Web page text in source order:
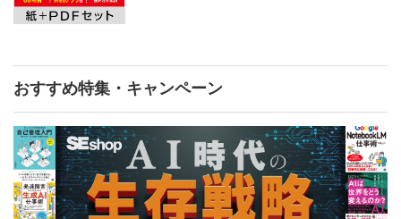
おすすめ特集・キャンペーン